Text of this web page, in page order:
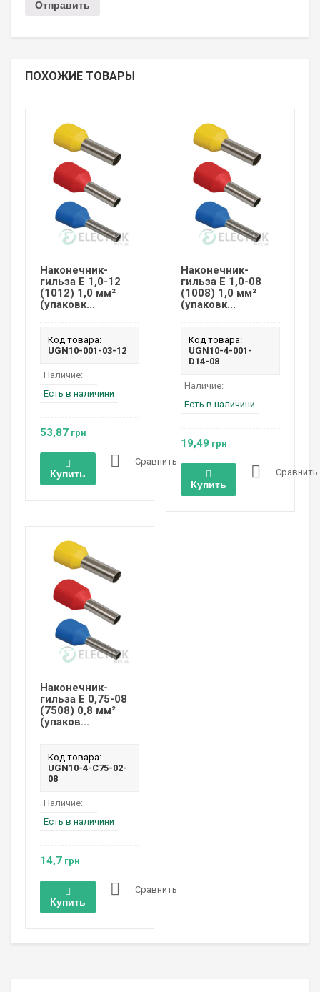
ПОХОЖИЕ ТОВАРЫ
Наконечник-
гильза Е 1,0-12
(1012) 1,0 мм²
(упаковк...
Код товара:
UGN10-001-03-12
Наличие:
Есть в наличини
53,87 грн
Купить
Сравнить
Наконечник-
гильза Е 1,0-08
(1008) 1,0 мм²
(упаковк...
Код товара:
UGN10-4-001-
D14-08
Наличие:
Есть в наличини
19,49 грн
Купить
Сравнить
Наконечник-
гильза Е 0,75-08
(7508) 0,8 мм²
(упаков...
Код товара:
UGN10-4-C75-02-
08
Наличие:
Есть в наличини
14,7 грн
Купить
Сравнить